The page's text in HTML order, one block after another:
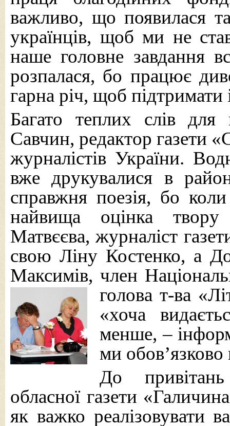
важливо, що появилася
українців, щоб ми не
наше головне завдання
розпалася, бо працює
гарна річ, щоб
Багато теплих слів
Савчин, редактор газети
журналістів України.
вже друкувалися в
справжня поезія, бо
найвища оцінка твору
Матвєєва, журналіст
свою Ліну Костенко, а
Максимів, член
голова т-ва
«хоча
менше, –
ми
До
обласної газети
як важко реалізовувати